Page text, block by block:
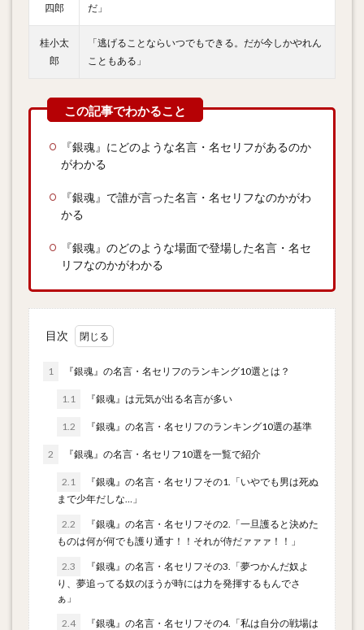
四郎
だ」
桂小太
郎
「逃げることならいつでもできる。だが今しかやれん
こともある」
『銀魂』にどのような名言・名セリフがあるのか
がわかる
『銀魂』で誰が言った名言・名セリフなのかがわ
かる
『銀魂』のどのような場面で登場した名言・名セ
リフなのかがわかる
目次
1 『銀魂』の名言・名セリフのランキング10選とは？
1.1 『銀魂』は元気が出る名言が多い
1.2 『銀魂』の名言・名セリフのランキング10選の基準
2 『銀魂』の名言・名セリフ10選を一覧で紹介
2.1
『銀魂』の名言・名セリフその1.「いやでも男は死ぬ
まで少年だしな…」
2.2
『銀魂』の名言・名セリフその2.「一旦護ると決めた
ものは何が何でも護り通す！！それが侍だァァァ！！」
2.3
『銀魂』の名言・名セリフその3.「夢つかんだ奴よ
り、夢追ってる奴のほうが時には力を発揮するもんでさ
ぁ」
2.4
『銀魂』の名言・名セリフその4.「私は自分の戦場は